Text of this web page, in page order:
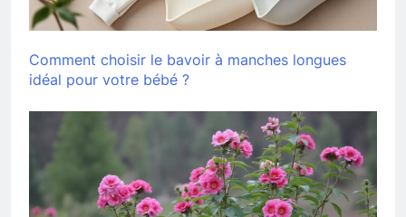
Comment choisir le bavoir à manches longues
idéal pour votre bébé ?